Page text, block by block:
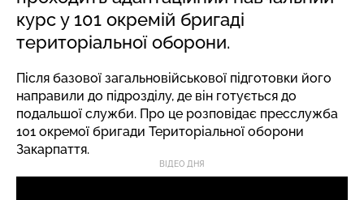
курс у 101 окремій бригаді
територіальної оборони.
Після базової загальновійськової підготовки його
направили до підрозділу, де він готується до
подальшої служби. Про це розповідає пресслужба
101 окремої бригади Територіальної оборони
Закарпаття.
ВІДЕО ДНЯ